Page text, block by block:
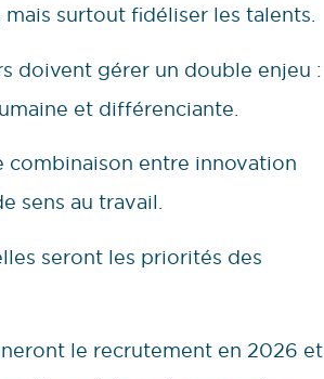
surtout fidéliser les talents.
doivent gérer un double enjeu :
et différenciante.
entre innovation
sens au travail.
seront les priorités des
le recrutement en 2026 et